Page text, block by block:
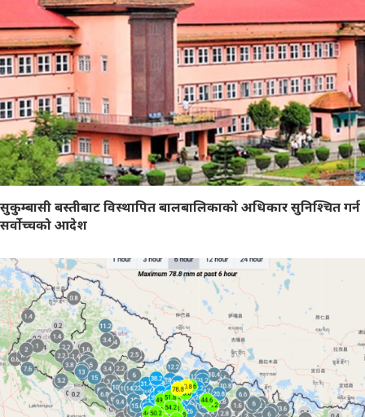
सुकुम्बासी बस्तीबाट विस्थापित बालबालिकाको अधिकार सुनिश्चित गर्न
सर्वोच्चको आदेश